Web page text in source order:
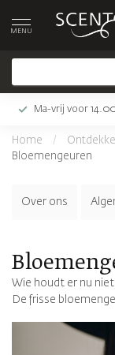
MENU
Ma-vrij voor
Home /
Bloemengeuren
Over ons
Wie houdt er nu
De frisse